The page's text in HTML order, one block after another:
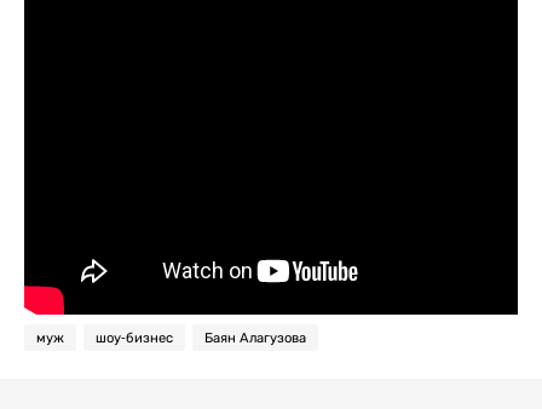
муж шоу-бизнес Баян Алагузова